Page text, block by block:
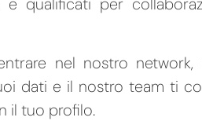
nel nostro
dati e il nostro team ti
il tuo profilo.